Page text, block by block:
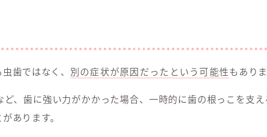
歯ではなく、 別の症状が原因だったという可能性もありま
、歯に強い力がかかった場合、一時的に歯の根っこを支え
あります。